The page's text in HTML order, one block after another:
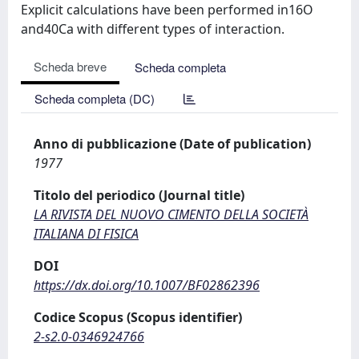
Explicit calculations have been performed in16O
and40Ca with different types of interaction.
Scheda breve
Scheda completa
Scheda completa (DC)
Anno di pubblicazione (Date of publication)
1977
Titolo del periodico (Journal title)
LA RIVISTA DEL NUOVO CIMENTO DELLA SOCIETÀ
ITALIANA DI FISICA
DOI
https://dx.doi.org/10.1007/BF02862396
Codice Scopus (Scopus identifier)
2-s2.0-0346924766